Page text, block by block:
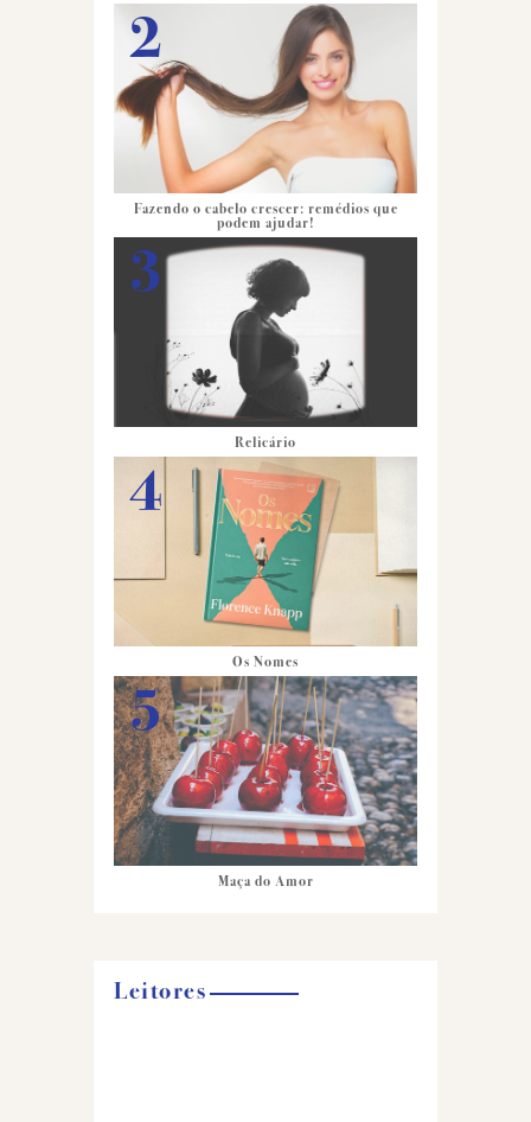
Fazendo o cabelo crescer: remédios que
podem ajudar!
Relicário
Os Nomes
Maça do Amor
Leitores